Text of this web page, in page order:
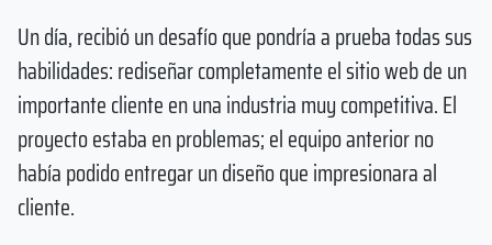
Un día, recibió un desafío que pondría a prueba todas sus
habilidades: rediseñar completamente el sitio web de un
importante cliente en una industria muy competitiva. El
proyecto estaba en problemas; el equipo anterior no
había podido entregar un diseño que impresionara al
cliente.